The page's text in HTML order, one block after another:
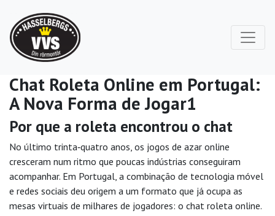
Chat Roleta Online em Portugal:
A Nova Forma de Jogar1
Por que a roleta encontrou o chat
No último trinta‑quatro anos, os jogos de azar online
cresceram num ritmo que poucas indústrias conseguiram
acompanhar. Em Portugal, a combinação de tecnologia móvel
e redes sociais deu origem a um formato que já ocupa as
mesas virtuais de milhares de jogadores: o chat roleta online.